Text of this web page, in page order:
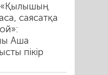
«Қылышың
саясатқа
Аша
пікір